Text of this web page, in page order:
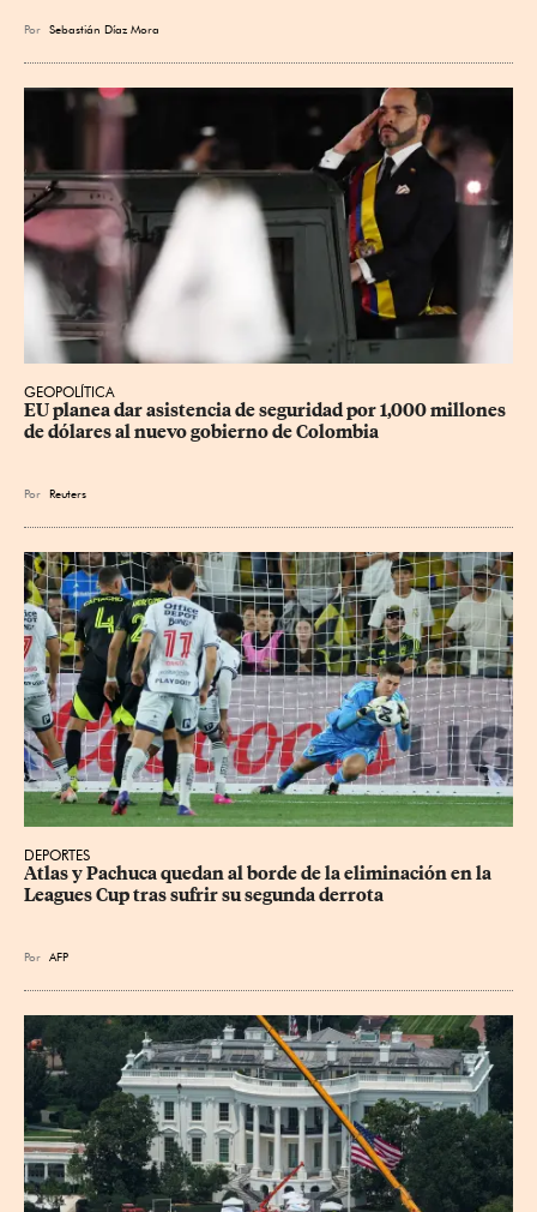
Por Sebastián Díaz Mora
GEOPOLÍTICA
EU planea dar asistencia de seguridad por 1,000 millones
de dólares al nuevo gobierno de Colombia
Por Reuters
DEPORTES
Atlas y Pachuca quedan al borde de la eliminación en la
Leagues Cup tras sufrir su segunda derrota
Por AFP